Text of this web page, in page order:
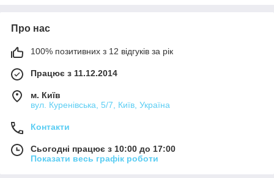
сувенір варто бізнесменам, керівникам.
Сервіс на висоті. Професіоналізм досвідченого
менеджера в нагоді і вам! Консультування
Величезний вибір товарів. Власні бренди.
Закупка у прямого поставщика. Оптово-розничные
цены на статуэтки.
Воспользуйтесь соблазнительным предложением!
Про нас
100% позитивних з 12 відгуків за рік
Працює з 11.12.2014
м. Київ
вул. Куренівська, 5/7, Київ, Україна
Контакти
Сьогодні працює з 10:00 до 17:00
Показати весь графік роботи